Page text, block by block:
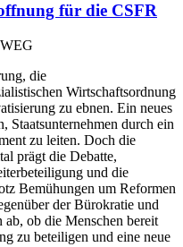
für die CSFR
die
Wirtschaftsordnung
zu ebnen. Ein neues
Staatsunternehmen durch ein
zu leiten. Doch die
prägt die Debatte,
und die
Bemühungen um Reformen
der Bürokratie und
ob die Menschen bereit
zu beteiligen und eine neue